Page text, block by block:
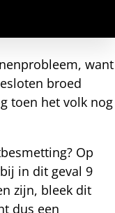
want
broed
toen het volk nog
Op
in dit geval 9
zijn, bleek dit
dus een